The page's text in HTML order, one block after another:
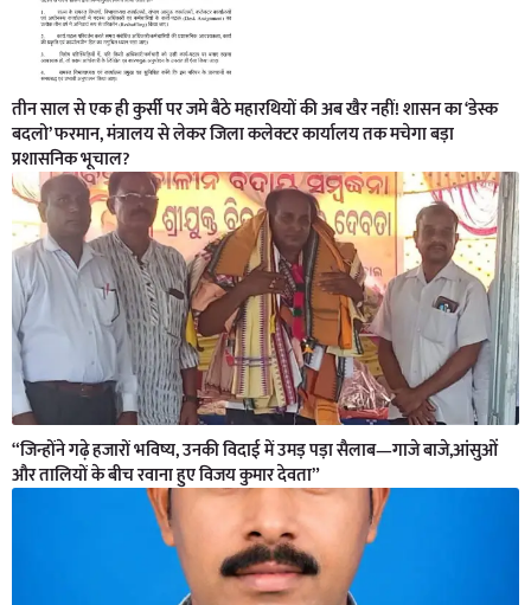
तीन साल से एक ही कुर्सी पर जमे बैठे महारथियों की अब खैर नहीं! शासन का ‘डेस्क
बदलो’ फरमान, मंत्रालय से लेकर जिला कलेक्टर कार्यालय तक मचेगा बड़ा
प्रशासनिक भूचाल?
“जिन्होंने गढ़े हजारों भविष्य, उनकी विदाई में उमड़ पड़ा सैलाब—गाजे बाजे,आंसुओं
और तालियों के बीच रवाना हुए विजय कुमार देवता”